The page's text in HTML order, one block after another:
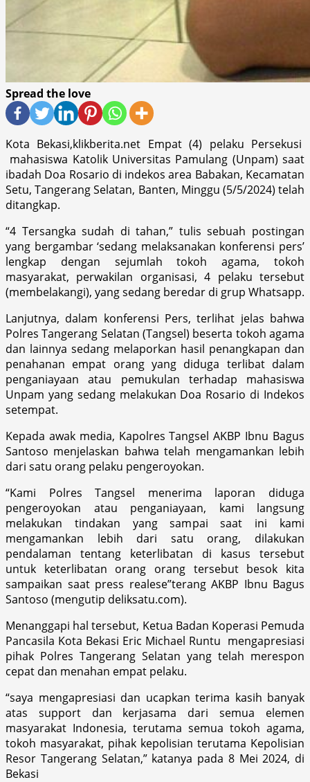
Spread the love
Kota Bekasi,klikberita.net Empat (4) pelaku Persekusi
mahasiswa Katolik Universitas Pamulang (Unpam) saat
ibadah Doa Rosario di indekos area Babakan, Kecamatan
Setu, Tangerang Selatan, Banten, Minggu (5/5/2024) telah
ditangkap.
“4 Tersangka sudah di tahan,” tulis sebuah postingan
yang bergambar ‘sedang melaksanakan konferensi pers’
lengkap dengan sejumlah tokoh agama, tokoh
masyarakat, perwakilan organisasi, 4 pelaku tersebut
(membelakangi), yang sedang beredar di grup Whatsapp.
Lanjutnya, dalam konferensi Pers, terlihat jelas bahwa
Polres Tangerang Selatan (Tangsel) beserta tokoh agama
dan lainnya sedang melaporkan hasil penangkapan dan
penahanan empat orang yang diduga terlibat dalam
penganiayaan atau pemukulan terhadap mahasiswa
Unpam yang sedang melakukan Doa Rosario di Indekos
setempat.
Kepada awak media, Kapolres Tangsel AKBP Ibnu Bagus
Santoso menjelaskan bahwa telah mengamankan lebih
dari satu orang pelaku pengeroyokan.
“Kami Polres Tangsel menerima laporan diduga
pengeroyokan atau penganiayaan, kami langsung
melakukan tindakan yang sampai saat ini kami
mengamankan lebih dari satu orang, dilakukan
pendalaman tentang keterlibatan di kasus tersebut
untuk keterlibatan orang orang tersebut besok kita
sampaikan saat press realese”terang AKBP Ibnu Bagus
Santoso (mengutip deliksatu.com).
Menanggapi hal tersebut, Ketua Badan Koperasi Pemuda
Pancasila Kota Bekasi Eric Michael Runtu mengapresiasi
pihak Polres Tangerang Selatan yang telah merespon
cepat dan menahan empat pelaku.
“saya mengapresiasi dan ucapkan terima kasih banyak
atas support dan kerjasama dari semua elemen
masyarakat Indonesia, terutama semua tokoh agama,
tokoh masyarakat, pihak kepolisian terutama Kepolisian
Resor Tangerang Selatan,” katanya pada 8 Mei 2024, di
Bekasi